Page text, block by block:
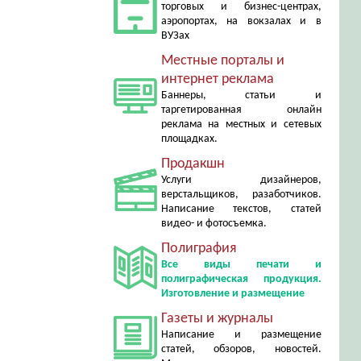
торговых и бизнес-центрах,
аэропортах, на вокзалах и в
ВУЗах
Местные порталы и
интернет реклама
Баннеры, статьи и
таргетированная онлайн
реклама на местных и сетевых
площадках.
Продакшн
Услуги дизайнеров,
верстальщиков, разаботчиков.
Написание текстов, статей
видео- и фотосъемка.
Полиграфия
Все виды печати и
полиграфическая продукция.
Изготовление и размещение
Газеты и журналы
Написание и размещение
статей, обзоров, новостей.